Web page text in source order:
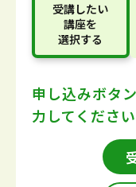
受講したい
講座を
選択する
申し込みボタ
力してください